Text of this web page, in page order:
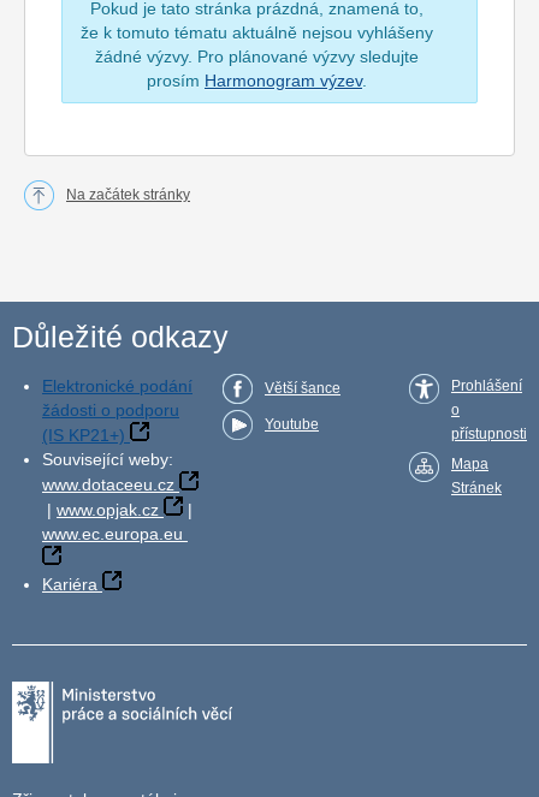
Pokud je tato stránka prázdná, znamená to,
že k tomuto tématu aktuálně nejsou vyhlášeny
žádné výzvy. Pro plánované výzvy sledujte
prosím Harmonogram výzev.
Na začátek stránky
Důležité odkazy
Elektronické podání
žádosti o podporu
(IS KP21+)
Související weby:
www.dotaceeu.cz
| www.opjak.cz
|
www.ec.europa.eu
Kariéra
Větší šance
Youtube
Prohlášení
o
přístupnosti
Mapa
Stránek